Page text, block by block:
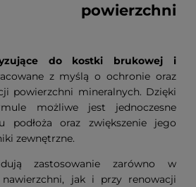
powierzchni
do kostki brukowej i
z myślą o ochronie oraz
powierzchni mineralnych. Dzięki
możliwe jest jednoczesne
podłoża oraz zwiększenie jego
zewnętrzne.
zastosowanie zarówno w
jak i przy renowacji